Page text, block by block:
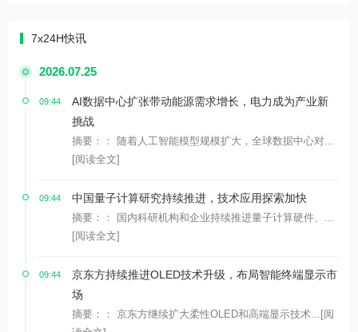
7x24H快讯
2026.07.25
09:44
AI数据中心扩张带动能源需求增长，电力成为产业新
挑战
摘要：： 随着人工智能模型规模扩大，全球数据中心对...
[阅读全文]
09:44 中国量子计算研究持续推进，技术应用探索加快
摘要：： 国内科研机构和企业持续推进量子计算硬件、...
[阅读全文]
09:44
京东方持续推进OLED技术升级，布局智能终端显示市
场
摘要：： 京东方继续扩大柔性OLED和高端显示技术... [阅